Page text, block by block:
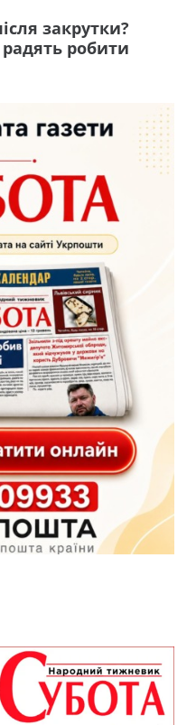
закрутки?
радять робити